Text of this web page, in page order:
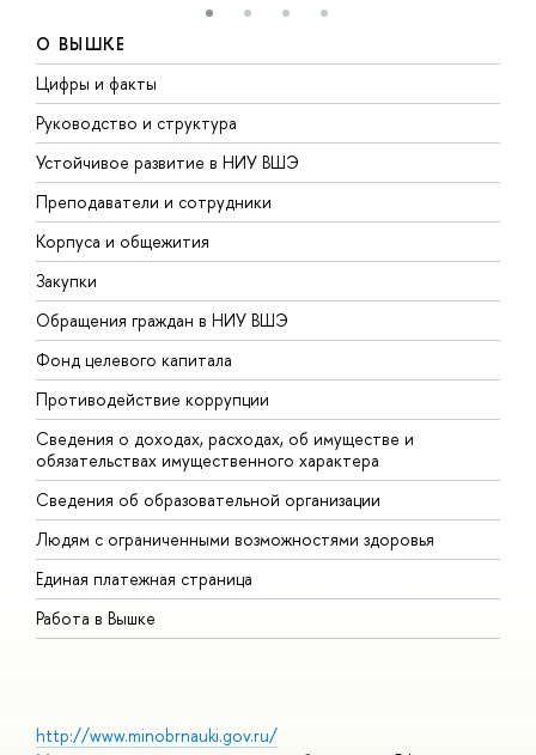
О ВЫШКЕ
Цифры и факты
Руководство и структура
Устойчивое развитие в НИУ ВШЭ
Преподаватели и сотрудники
Корпуса и общежития
Закупки
Обращения граждан в НИУ ВШЭ
Фонд целевого капитала
Противодействие коррупции
Сведения о доходах, расходах, об имуществе и
обязательствах имущественного характера
Сведения об образовательной организации
Людям с ограниченными возможностями здоровья
Единая платежная страница
Работа в Вышке
http://www.minobrnauki.gov.ru/